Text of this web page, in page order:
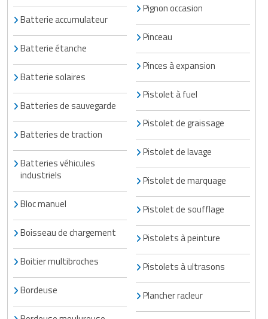
Batterie accumulateur
Batterie étanche
Batterie solaires
Batteries de sauvegarde
Batteries de traction
Batteries véhicules
industriels
Bloc manuel
Boisseau de chargement
Boitier multibroches
Bordeuse
Pignon occasion
Pinceau
Pinces à expansion
Pistolet à fuel
Pistolet de graissage
Pistolet de lavage
Pistolet de marquage
Pistolet de soufflage
Pistolets à peinture
Pistolets à ultrasons
Plancher racleur